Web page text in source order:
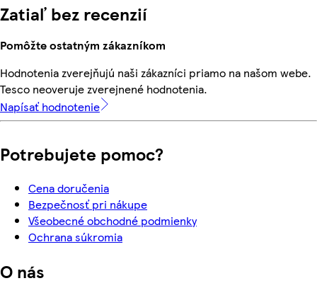
Zatiaľ bez recenzií
Pomôžte ostatným zákazníkom
Hodnotenia zverejňujú naši zákazníci priamo na našom webe.
Tesco neoveruje zverejnené hodnotenia.
Napísať hodnotenie
Potrebujete pomoc?
Cena doručenia
Bezpečnosť pri nákupe
Všeobecné obchodné podmienky
Ochrana súkromia
O nás